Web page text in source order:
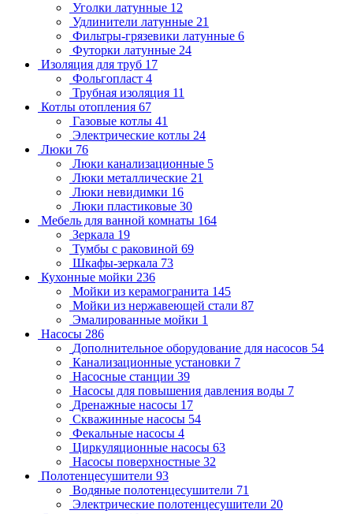
Уголки латунные 12
Удлинители латунные 21
Фильтры-грязевики латунные 6
Футорки латунные 24
Изоляция для труб 17
Фольгопласт 4
Трубная изоляция 11
Котлы отопления 67
Газовые котлы 41
Электрические котлы 24
Люки 76
Люки канализационные 5
Люки металлические 21
Люки невидимки 16
Люки пластиковые 30
Мебель для ванной комнаты 164
Зеркала 19
Тумбы с раковиной 69
Шкафы-зеркала 73
Кухонные мойки 236
Мойки из керамогранита 145
Мойки из нержавеющей стали 87
Эмалированные мойки 1
Насосы 286
Дополнительное оборудование для насосов 54
Канализационные установки 7
Насосные станции 39
Насосы для повышения давления воды 7
Дренажные насосы 17
Скважинные насосы 54
Фекальные насосы 4
Циркуляционные насосы 63
Насосы поверхностные 32
Полотенцесушители 93
Водяные полотенцесушители 71
Электрические полотенцесушители 20